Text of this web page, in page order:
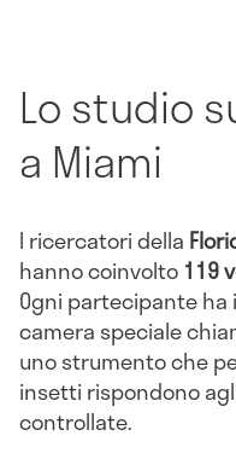
Lo studio
a Miami
I ricercatori della
hanno coinvolto 119
Ogni partecipante
camera speciale
uno strumento che
insetti rispondono
controllate.